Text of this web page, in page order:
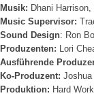
Musik: Dhani
Music Supervisor:
Sound Design: Ron
Produzenten: Lori
Ausführende
Ko-Produzent: Joshua
Produktion: Hard